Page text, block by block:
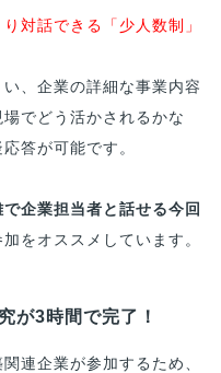
対話できる「少人数制」
、企業の詳細な事業内容
でどう活かされるかな
答が可能です。
企業担当者と話せる今回
をオススメしています。
が3時間で完了！
連企業が参加するため、